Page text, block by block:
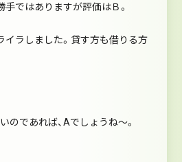
手ではありますが評価はＢ。
イラしました。貸す方も借りる方
のであれば、Aでしょうね～。